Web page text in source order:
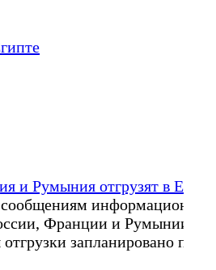
и Румыния отгрузят в
информационных
Франции и Румынии.
запланировано